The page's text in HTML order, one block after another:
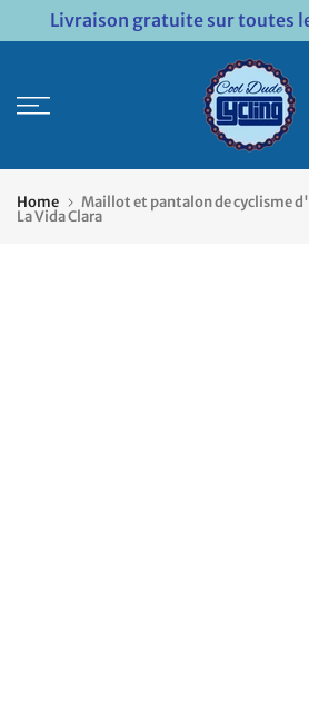
PasserLivraison gratuite sur toutes
Home Maillot et pantalon de cyclisme
La Vida Clara